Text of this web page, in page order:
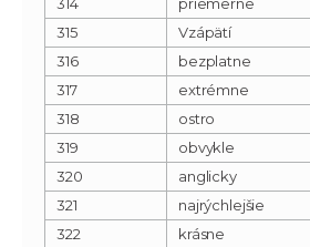
315
Vzápätí
316
bezplatne
317
extrémne
318
ostro
319
obvykle
320
anglicky
321
najrýchlejšie
322
krásne